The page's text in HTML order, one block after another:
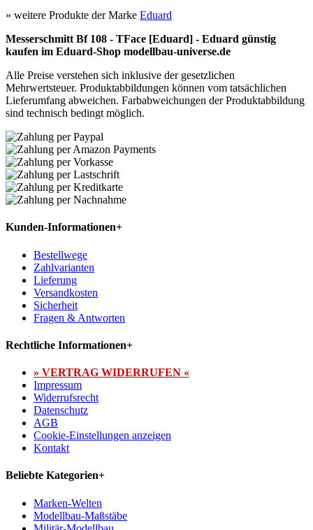
» weitere Produkte der Marke Eduard
Messerschmitt Bf 108 - TFace [Eduard] - Eduard günstig
kaufen im Eduard-Shop modellbau-universe.de
Alle Preise verstehen sich inklusive der gesetzlichen
Mehrwertsteuer. Produktabbildungen können vom tatsächlichen
Lieferumfang abweichen. Farbabweichungen der Produktabbildung
sind technisch bedingt möglich.
Kunden-Informationen+
Bestellwege
Zahlvarianten
Lieferung
Versandkosten
Sicherheit
Fragen & Antworten
Rechtliche Informationen+
» VERTRAG WIDERRUFEN «
Impressum
Widerrufsrecht
Datenschutz
AGB
Cookie-Einstellungen anzeigen
Kontakt
Beliebte Kategorien+
Marken-Welten
Modellbau-Maßstäbe